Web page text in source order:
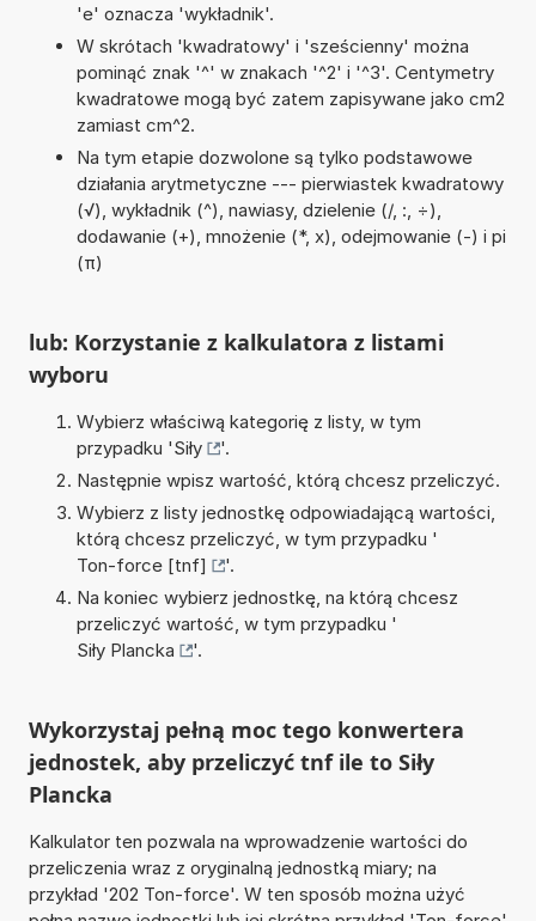
'e' oznacza 'wykładnik'.
W skrótach 'kwadratowy' i 'sześcienny' można
pominąć znak '^' w znakach '^2' i '^3'. Centymetry
kwadratowe mogą być zatem zapisywane jako cm2
zamiast cm^2.
Na tym etapie dozwolone są tylko podstawowe
działania arytmetyczne --- pierwiastek kwadratowy
(√), wykładnik (^), nawiasy, dzielenie (/, :, ÷),
dodawanie (+), mnożenie (*, x), odejmowanie (-) i pi
(π)
lub: Korzystanie z kalkulatora z listami
wyboru
Wybierz właściwą kategorię z listy, w tym
przypadku 'Siły
'.
Następnie wpisz wartość, którą chcesz przeliczyć.
Wybierz z listy jednostkę odpowiadającą wartości,
którą chcesz przeliczyć, w tym przypadku '
Ton-force [tnf]
'.
Na koniec wybierz jednostkę, na którą chcesz
przeliczyć wartość, w tym przypadku '
Siły Plancka
'.
Wykorzystaj pełną moc tego konwertera
jednostek, aby przeliczyć tnf ile to Siły
Plancka
Kalkulator ten pozwala na wprowadzenie wartości do
przeliczenia wraz z oryginalną jednostką miary; na
przykład '202 Ton-force'. W ten sposób można użyć